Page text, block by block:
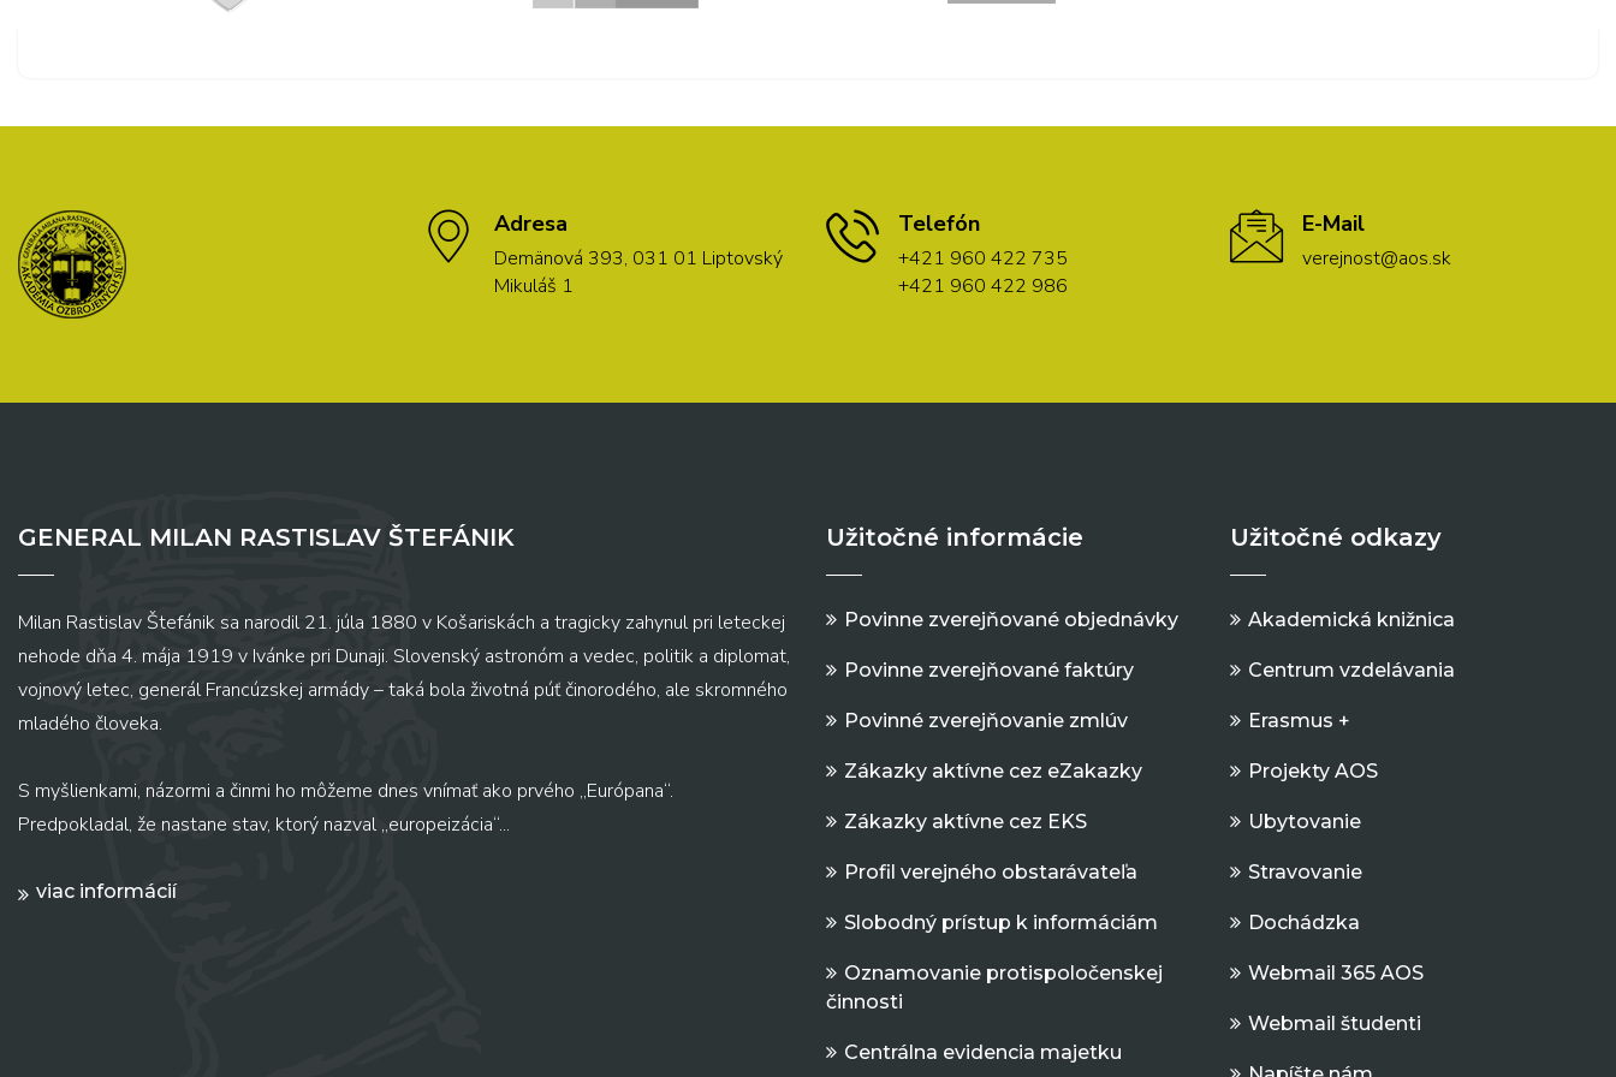
Adresa
Demänová 393, 031 01 Liptovský
Mikuláš 1
Telefón
+421 960 422 735
+421 960 422 986
E-Mail
verejnost@aos.sk
GENERAL MILAN RASTISLAV ŠTEFÁNIK
Milan Rastislav Štefánik sa narodil 21. júla 1880 v Košariskách a tragicky zahynul pri leteckej
nehode dňa 4. mája 1919 v Ivánke pri Dunaji. Slovenský astronóm a vedec, politik a diplomat,
vojnový letec, generál Francúzskej armády – taká bola životná púť činorodého, ale skromného
mladého človeka.
S myšlienkami, názormi a činmi ho môžeme dnes vnímať ako prvého „Európana“.
Predpokladal, že nastane stav, ktorý nazval „europeizácia“...
viac informácií
Užitočné informácie
Povinne zverejňované objednávky
Povinne zverejňované faktúry
Povinné zverejňovanie zmlúv
Zákazky aktívne cez eZakazky
Zákazky aktívne cez EKS
Profil verejného obstarávateľa
Slobodný prístup k informáciám
Oznamovanie protispoločenskej
činnosti
Centrálna evidencia majetku
Užitočné odkazy
Akademická knižnica
Centrum vzdelávania
Erasmus +
Projekty AOS
Ubytovanie
Stravovanie
Dochádzka
Webmail 365 AOS
Webmail študenti